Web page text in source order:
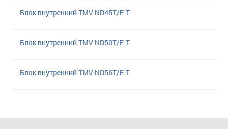
Блок внутренний TMV-ND45T/E-T
Блок внутренний TMV-ND50T/E-T
Блок внутренний TMV-ND56T/E-T